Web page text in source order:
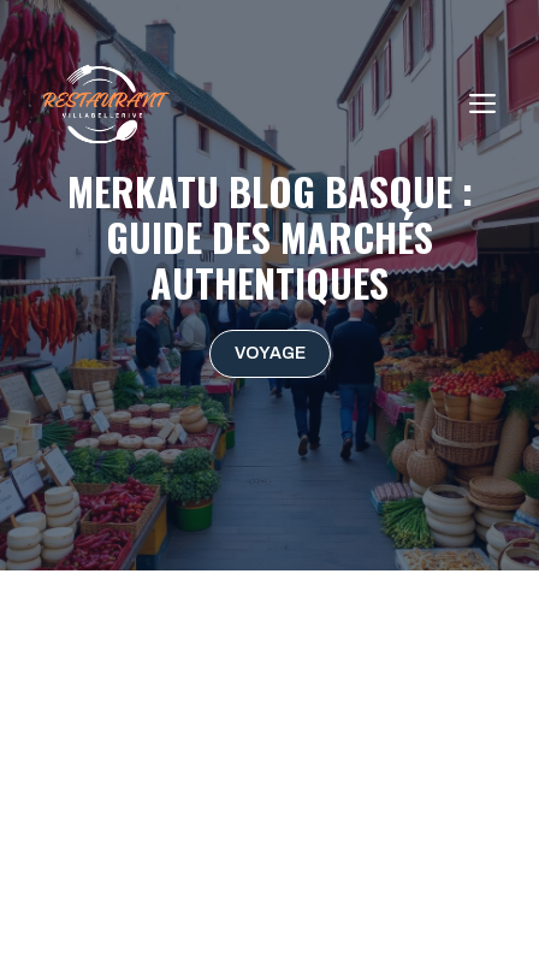
Aller
au
contenu
MERKATU BLOG BASQUE :
GUIDE DES MARCHÉS
AUTHENTIQUES
VOYAGE